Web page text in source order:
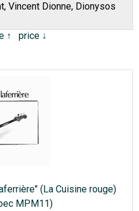
Vincent Dionne, Dionysos
↑
price ↓
(La Cuisine rouge)
MPM11)